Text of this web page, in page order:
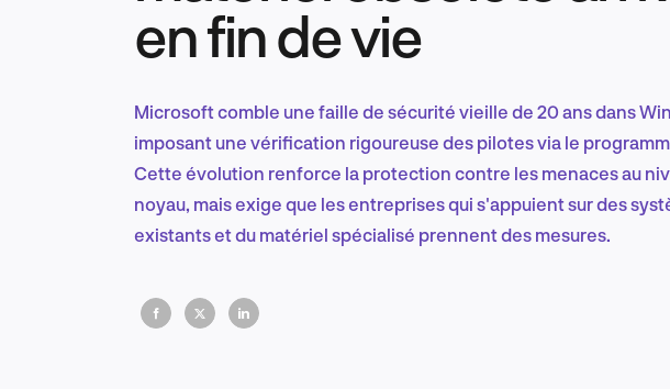
en fin de vie
Microsoft comble une faille de sécurité vieille de 20 ans dans
imposant une vérification rigoureuse des pilotes via le
Cette évolution renforce la protection contre les menaces au
noyau, mais exige que les entreprises qui s'appuient sur des
existants et du matériel spécialisé prennent des mesures.